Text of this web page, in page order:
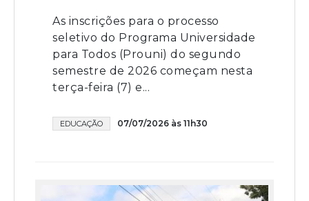
As inscrições para o processo
seletivo do Programa Universidade
para Todos (Prouni) do segundo
semestre de 2026 começam nesta
terça-feira (7) e...
EDUCAÇÃO 07/07/2026 às 11h30